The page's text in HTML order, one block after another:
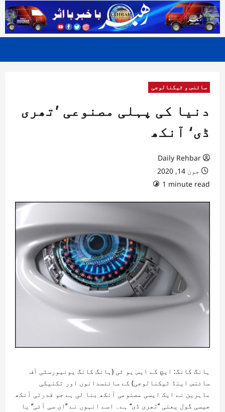
سائنس و ٹیکنالوجی
دنیا کی پہلی مصنوعی ’تھری
ڈی‘ آنکھ
Daily Rehbar
جون 14, 2020
1 minute read
ہانگ کانگ: ایچ کے ایس یو ٹی (ہانگ کانگ یونیورسٹی آف
سائنس اینڈ ٹیکنالوجی) کے سائنسدانوں اور تکنیکی
ماہرین نے ایک ایسی مصنوعی آنکھ بنا لی ہے جو قدرتی آنکھ
جیسی گول یعنی ’’تھری ڈی‘‘ ہے۔ اسے انہوں نے ’’ای سی آئی‘‘ یا